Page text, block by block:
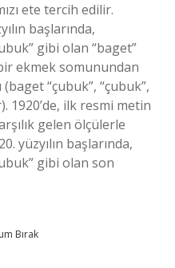
ete tercih edilir.
başlarında,
gibi olan “baget”
ekmek somunundan
“çubuk”, “çubuk”,
1920’de, ilk resmi metin
gelen ölçülerle
yüzyılın başlarında,
gibi olan son
Bırak